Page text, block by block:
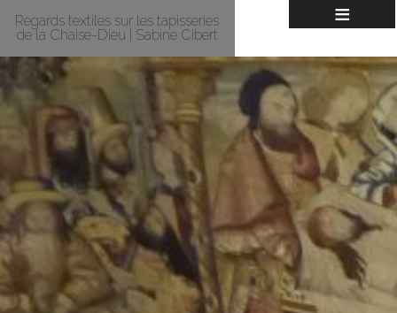
≡
Regards textiles sur les tapisseries
de la Chaise-Dieu | Sabine Cibert